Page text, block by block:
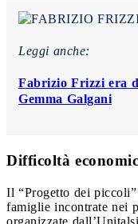
Leggi anche:
Fabrizio Frizzi era
Gemma Galgani
Difficoltà
Il “Progetto dei
famiglie incontrate nei
organizzate